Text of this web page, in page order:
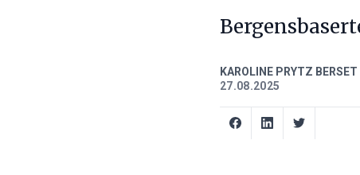
KAROLINE PRYTZ BERSET
27.08.2025